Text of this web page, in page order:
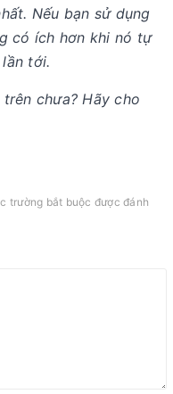
Nếu bạn sử dụng
có ích hơn khi nó tự
tới.
chưa? Hãy cho
trường bắt buộc được đánh